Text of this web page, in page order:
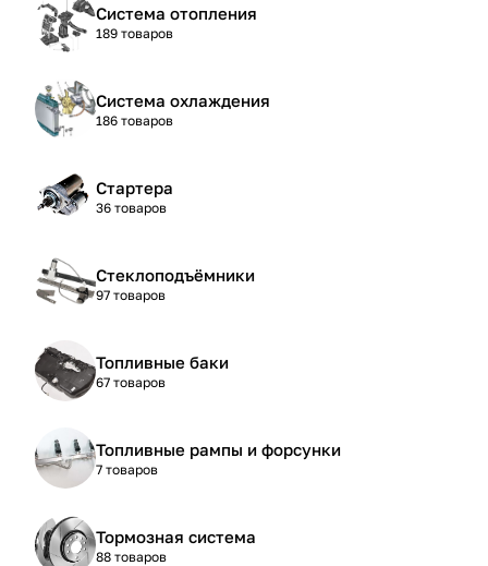
Система отопления
189 товаров
Система охлаждения
186 товаров
Стартера
36 товаров
Стеклоподъёмники
97 товаров
Топливные баки
67 товаров
Топливные рампы и форсунки
7 товаров
Тормозная система
88 товаров